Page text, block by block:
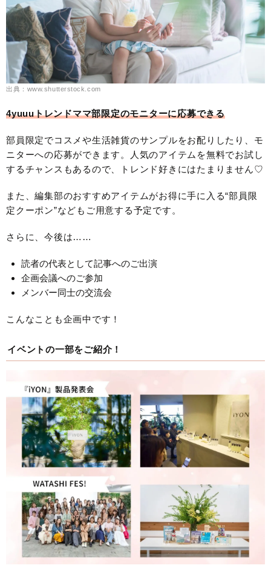
出典：www.shutterstock.com
4yuuuトレンドママ部限定のモニターに応募できる
部員限定でコスメや生活雑貨のサンプルをお配りしたり、モ
ニターへの応募ができます。人気のアイテムを無料でお試し
するチャンスもあるので、トレンド好きにはたまりません♡
また、編集部のおすすめアイテムがお得に手に入る“部員限
定クーポン”などもご用意する予定です。
さらに、今後は……
読者の代表として記事へのご出演
企画会議へのご参加
メンバー同士の交流会
こんなことも企画中です！
イベントの一部をご紹介！